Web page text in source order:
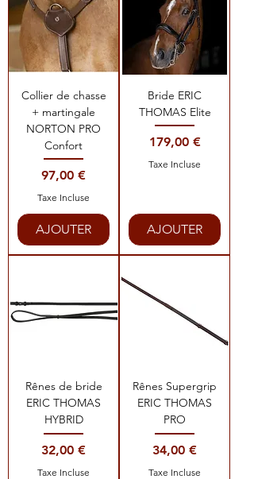
Collier de chasse
+ martingale
NORTON PRO
Confort
Prix
97,00 €
Taxe Incluse
AJOUTER
Bride ERIC
THOMAS Elite
Prix
179,00 €
Taxe Incluse
AJOUTER
Rênes de bride
ERIC THOMAS
HYBRID
Prix
32,00 €
Taxe Incluse
Rênes Supergrip
ERIC THOMAS
PRO
Prix
34,00 €
Taxe Incluse